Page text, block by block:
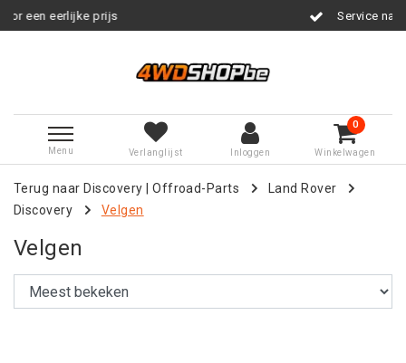
Service na verkoop
Menu Verlanglijst Inloggen
0
Winkelwagen
Terug naar Discovery |Offroad-Parts
Land Rover
Discovery
Velgen
Velgen